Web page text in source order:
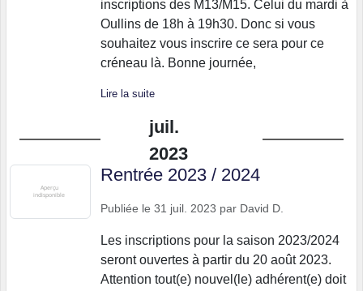
inscriptions des M13/M15. Celui du mardi à
Oullins de 18h à 19h30. Donc si vous
souhaitez vous inscrire ce sera pour ce
créneau là. Bonne journée,
Lire la suite
juil.
2023
Rentrée 2023 / 2024
Publiée le 31 juil. 2023 par David D.
Les inscriptions pour la saison 2023/2024
seront ouvertes à partir du 20 août 2023.
Attention tout(e) nouvel(le) adhérent(e) doit